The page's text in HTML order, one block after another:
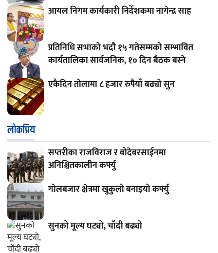
आयल निगम कार्यकारी निर्देशकमा नागेन्द्र साह
प्रतिनिधि सभाको भदौ १५ गतेसम्मको सम्भावित
कार्यतालिका सार्वजनिक, १० दिन बैठक बस्ने
एकैदिन तोलामा ८ हजार रुपैयाँ बढ्यो सुन
लाेकप्रिय
सप्तरीका राजविराज र बोदेबरसाईनमा
अनिश्चितकालीन कर्फ्यु
गोलबजार क्षेत्रमा खुकुलो बनाइयो कर्फ्यु
सुनको मूल्य घट्यो, चाँदी बढ्यो